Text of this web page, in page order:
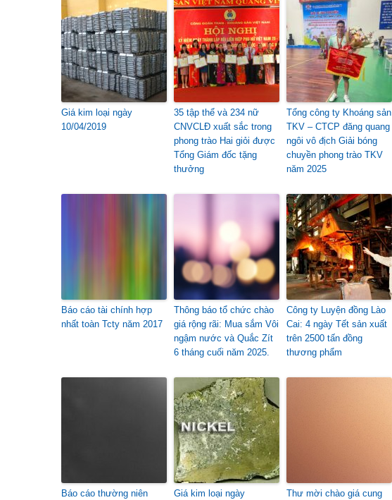
Giá kim loại ngày
10/04/2019
35 tập thể và 234 nữ
CNVCLĐ xuất sắc trong
phong trào Hai giỏi được
Tổng Giám đốc tặng
thưởng
Tổng công ty Khoáng sản
TKV – CTCP đăng quang
ngôi vô địch Giải bóng
chuyền phong trào TKV
năm 2025
Báo cáo tài chính hợp
nhất toàn Tcty năm 2017
Thông báo tổ chức chào
giá rộng rãi: Mua sắm Vôi
ngậm nước và Quắc Zít
6 tháng cuối năm 2025.
Công ty Luyện đồng Lào
Cai: 4 ngày Tết sản xuất
trên 2500 tấn đồng
thương phẩm
Báo cáo thường niên
Giá kim loại ngày
Thư mời chào giá cung